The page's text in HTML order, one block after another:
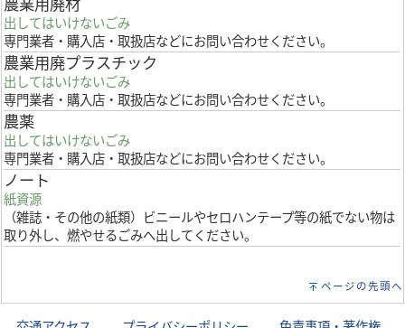
農業用廃材
出してはいけないごみ
専門業者・購入店・取扱店などにお問い合わせください。
農業用廃プラスチック
出してはいけないごみ
専門業者・購入店・取扱店などにお問い合わせください。
農薬
出してはいけないごみ
専門業者・購入店・取扱店などにお問い合わせください。
ノート
紙資源
（雑誌・その他の紙類）ビニールやセロハンテープ等の紙でない物は
取り外し、燃やせるごみへ出してください。
ページの先頭へ